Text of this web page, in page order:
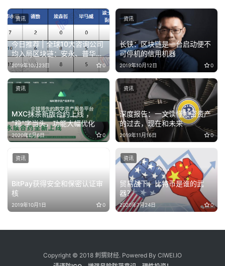
今日推荐 | 全球10大咨询公司
均入局区块链：安永、普华布
局广 ，贝恩投资项目多
2019年10月23日 0
资讯
长铗：区块链是一台启动便不
可停机的信用机器
2019年10月12日 0
资讯
MXC抹茶新版合约上线 ，
“稳”字当头，功能大幅优化
2020年6月6日 0
资讯
深度报告：一文读懂加密资产
的过去，现在和未来
2019年11月16日 0
资讯
BitPay获得安全和保密认证审
核
2019年10月1日 0
资讯
贸易战下，比特币是谁的武
器？
2020年7月24日 0
资讯
Copyright © 2018 刺猬财经. Powered By CIWEI.IO